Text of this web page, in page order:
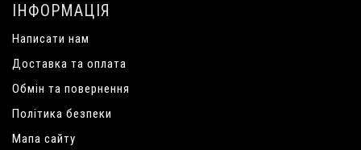
ІНФОРМАЦІЯ
Написати нам
Доставка та оплата
Обмін та повернення
Політика безпеки
Мапа сайту